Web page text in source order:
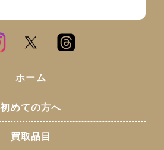
ホーム
初めての方へ
買取品目